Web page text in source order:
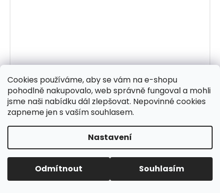
Cookies používáme, aby se vám na e-shopu
pohodlně nakupovalo, web správně fungoval a mohli
jsme naši nabídku dál zlepšovat. Nepovinné cookies
zapneme jen s vaším souhlasem.
Nastavení
Odmítnout Souhlasím